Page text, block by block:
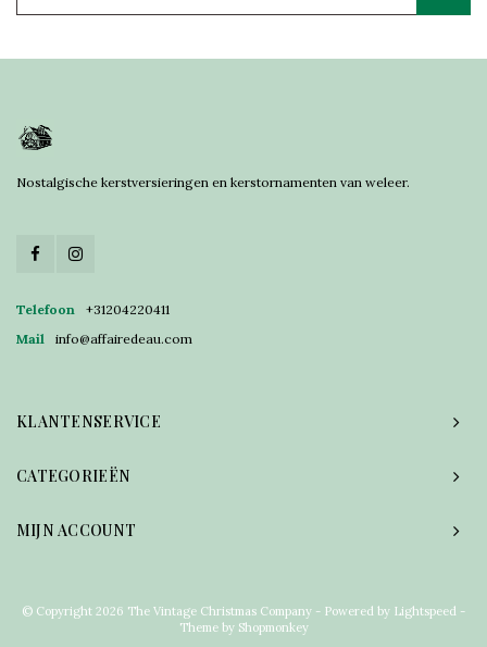
Nostalgische kerstversieringen en kerstornamenten van weleer.
Telefoon
+31204220411
Mail
info@affairedeau.com
KLANTENSERVICE
CATEGORIEËN
MIJN ACCOUNT
© Copyright 2026 The Vintage Christmas Company - Powered by Lightspeed -
Theme by Shopmonkey